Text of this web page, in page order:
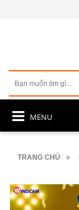
MENU
TRANG CHỦ